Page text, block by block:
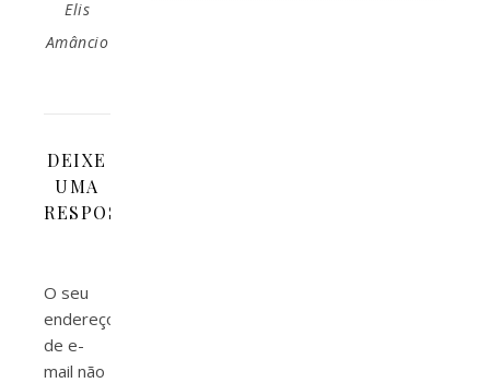
Elis
Amâncio
DEIXE
UMA
RESPOSTA
O seu
endereço
de e-
mail não